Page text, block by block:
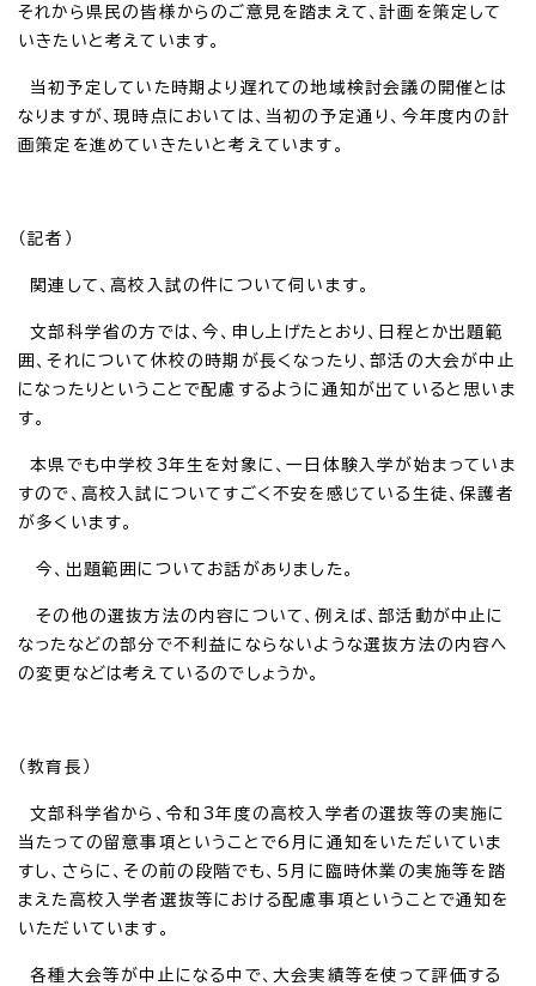
それから県民の皆様からのご意見を踏まえて、計画を策定して
いきたいと考えています。
当初予定していた時期より遅れての地域検討会議の開催とは
なりますが、現時点においては、当初の予定通り、今年度内の計
画策定を進めていきたいと考えています。
（記者）
関連して、高校入試の件について伺います。
文部科学省の方では、今、申し上げたとおり、日程とか出題範
囲、それについて休校の時期が長くなったり、部活の大会が中止
になったりということで配慮するように通知が出ていると思いま
す。
本県でも中学校3年生を対象に、一日体験入学が始まっていま
すので、高校入試についてすごく不安を感じている生徒、保護者
が多くいます。
今、出題範囲についてお話がありました。
その他の選抜方法の内容について、例えば、部活動が中止に
なったなどの部分で不利益にならないような選抜方法の内容へ
の変更などは考えているのでしょうか。
（教育長）
文部科学省から、令和3年度の高校入学者の選抜等の実施に
当たっての留意事項ということで6月に通知をいただいていま
すし、さらに、その前の段階でも、5月に臨時休業の実施等を踏
まえた高校入学者選抜等における配慮事項ということで通知を
いただいています。
各種大会等が中止になる中で、大会実績等を使って評価する